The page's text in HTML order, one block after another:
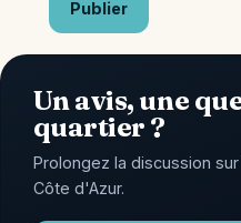
Publier
Un avis, une
quartier ?
Prolongez la discussion
Côte d'Azur.